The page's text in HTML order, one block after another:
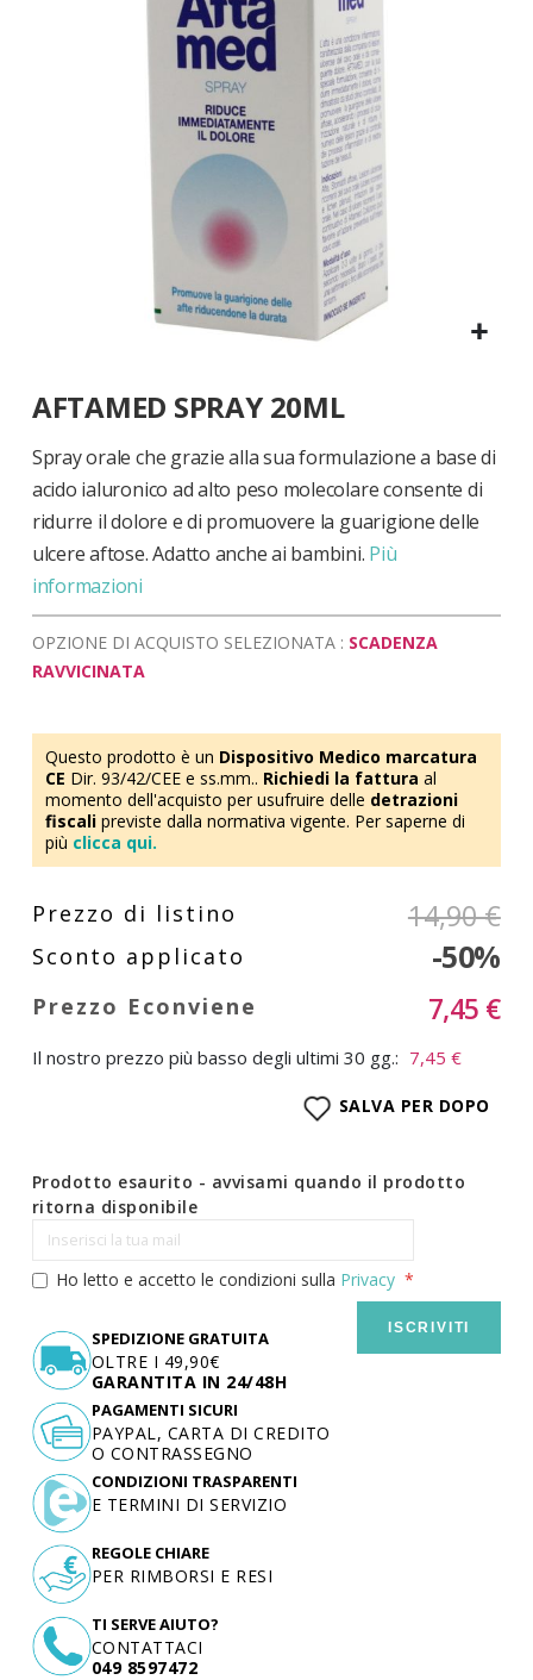
all'inizio
galleria
immagini
AFTAMED SPRAY 20ML
Spray orale che grazie alla sua formulazione a base di
acido ialuronico ad alto peso molecolare consente di
ridurre il dolore e di promuovere la guarigione delle
ulcere aftose. Adatto anche ai bambini. Più
informazioni
OPZIONE DI ACQUISTO SELEZIONATA : SCADENZA
RAVVICINATA
Questo prodotto è un Dispositivo Medico marcatura
CE Dir. 93/42/CEE e ss.mm.. Richiedi la fattura al
momento dell'acquisto per usufruire delle detrazioni
fiscalipreviste dalla normativa vigente. Per saperne di
più clicca qui.
14,90 €
-50%
7,45 €
Il nostro prezzo più basso degli ultimi 30 gg.: 7,45 €
SALVA PER DOPO
Prodotto esaurito - avvisami quando il prodotto
ritorna disponibile
Ho letto e accetto le condizioni sulla Privacy
ISCRIVITI
SPEDIZIONE GRATUITA
OLTRE I 49,90€
GARANTITA IN 24/48H
TI SERVE AIUTO?
CONTATTACI
049 8597472
PAGAMENTI SICURI
PAYPAL, CARTA DI CREDITO
O CONTRASSEGNO
CONDIZIONI TRASPARENTI
E TERMINI DI SERVIZIO
REGOLE CHIARE
PER RIMBORSI E RESI